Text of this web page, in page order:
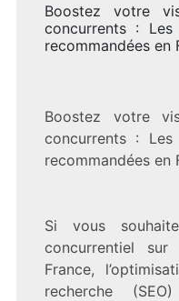
Boostez votre
concurrents : Les
recommandées en
Boostez votre
concurrents : Les
recommandées en
Si vous
concurrentiel
France,
recherche